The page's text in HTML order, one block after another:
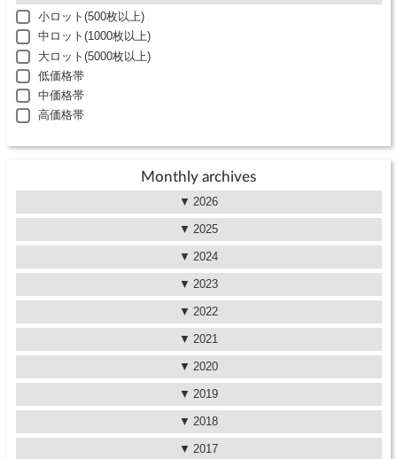
小ロット(500枚以上)
中ロット(1000枚以上)
大ロット(5000枚以上)
低価格帯
中価格帯
高価格帯
Monthly archives
2026
2025
2024
2023
2022
2021
2020
2019
2018
2017